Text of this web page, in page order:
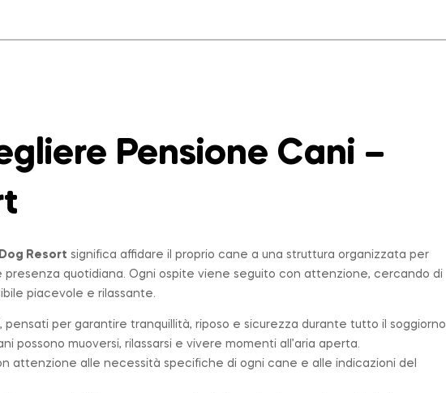
Pensione Cani –
Resort significa affidare il proprio cane a una struttura organizzata per
presenza quotidiana. Ogni ospite viene seguito con attenzione, cercando di
piacevole e rilassante.
, pensati per garantire tranquillità, riposo e sicurezza durante tutto il soggiorno.
possono muoversi, rilassarsi e vivere momenti all’aria aperta.
attenzione alle necessità specifiche di ogni cane e alle indicazioni del